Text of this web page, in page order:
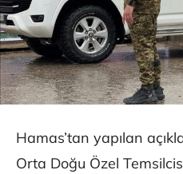
Hamas’tan yapılan
Orta Doğu Özel